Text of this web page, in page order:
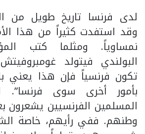
لدى فرنسا تاريخ طويل من
وقد استفدت كثيراً من هذا
نمساوياً. ومثلما كتب
البولندي فيتولد
تكون فرنسياً فإن هذا يعني
بأمور أخرى سوى فرنسا”.
المسلمين الفرنسيين يشعرون
وطنهم. ففي رأيهم، خاصة